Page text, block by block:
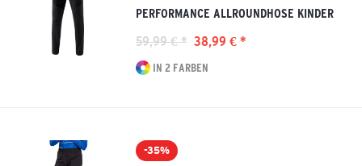
PERFORMANCE ALLROUNDHOSE KINDER
59,99 € * 38,99 € *
IN 2 FARBEN
-35%